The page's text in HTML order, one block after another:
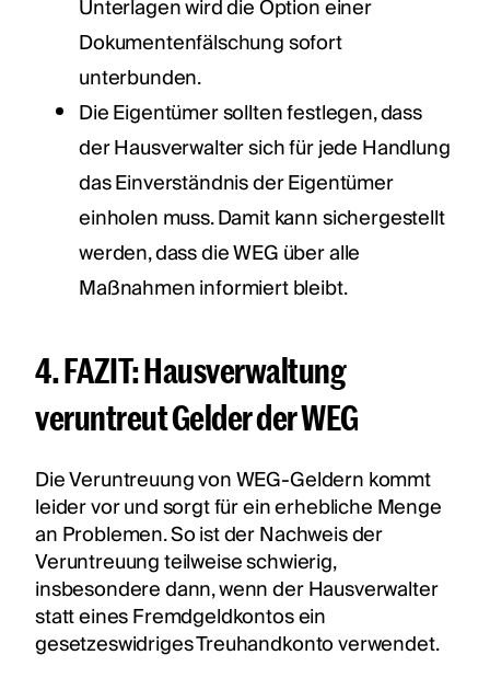
Unterlagen wird die Option einer
Dokumentenfälschung sofort
unterbunden.
Die Eigentümer sollten festlegen, dass
der Hausverwalter sich für jede Handlung
das Einverständnis der Eigentümer
einholen muss. Damit kann sichergestellt
werden, dass die WEG über alle
Maßnahmen informiert bleibt.
4. FAZIT: Hausverwaltung
veruntreut Gelder der WEG
Die Veruntreuung von WEG-Geldern kommt
leider vor und sorgt für ein erhebliche Menge
an Problemen. So ist der Nachweis der
Veruntreuung teilweise schwierig,
insbesondere dann, wenn der Hausverwalter
statt eines Fremdgeldkontos ein
gesetzeswidriges Treuhandkonto verwendet.